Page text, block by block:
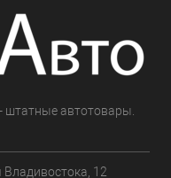
штатные автотовары.
Владивостока, 12